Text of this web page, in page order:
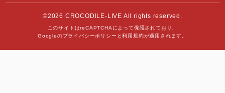
©2026 CROCODILE-LIVE All rights reserved.
このサイトはreCAPTCHAによって保護されており、
Googleのプライバシーポリシー と利用規約が適用されます。